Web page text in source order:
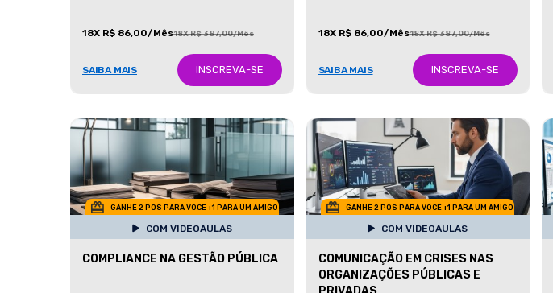
18X R$ 86,00/Mês18X R$ 387,00/Mês
SAIBA MAIS INSCREVA-SE
18X R$ 86,00/Mês18X R$ 387,00/Mês
SAIBA MAIS INSCREVA-SE
GANHE 2 POS PARA VOCE +1 PARA UM AMIGO
COM VIDEOAULAS
COMPLIANCE NA GESTÃO PÚBLICA
GANHE 2 POS PARA VOCE +1 PARA UM AMIGO
COM VIDEOAULAS
COMUNICAÇÃO EM CRISES NAS
ORGANIZAÇÕES PÚBLICAS E